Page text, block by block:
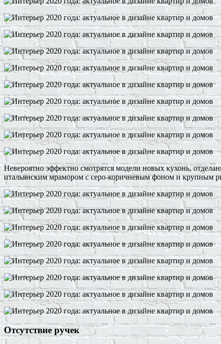
Невероятно эффектно смотрятся модели новых кухонь,
итальянским мрамором с серо-коричневым фоном и крупным
Отсутствие ручек